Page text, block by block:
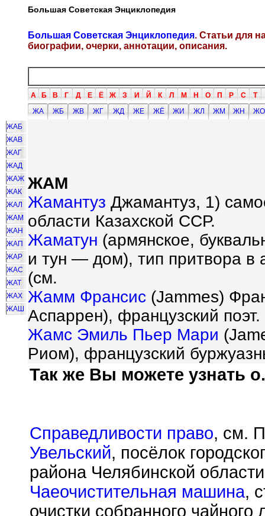
Большая Советская Энциклопедия
Большая Советская Энциклопедия. Статьи для
биографии, очерки, аннотации, описания.
А Б В Г Д Е Ё Ж З И Й К Л М Н О П Р С Т
ЖА
ЖБ ЖВ ЖГ ЖД ЖЕ ЖЁ ЖИ ЖЛ ЖМ ЖН
ЖО
ЖАБ
ЖАВ
ЖАГ
ЖАД
ЖАЖ
ЖАК
ЖАЛ
ЖАМ
ЖАН
ЖАП
ЖАР
ЖАС
ЖАТ
ЖАХ
ЖАШ
ЖАМ
Жамантуз Джамантуз, 1)
области Казахской ССР.
Жаматун (армянское,
и тун — дом), тип притвора в
(см.
Жамм Франсис (Jammes)
Аспаррен), французский поэт.
Жамс Эмиль Пьер Мари
Риом), французский
Так же Вы можете узнать
Справедливости право, см.
Увельский, посёлок
района Челябинской
Чаеочистительная машина,
очистки собранного чайного